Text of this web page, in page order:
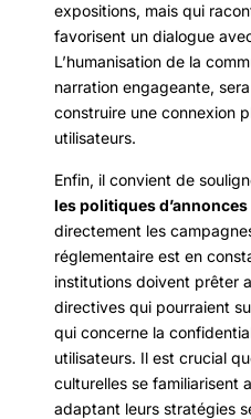
expositions, mais qui
favorisent un dialogue
L’humanisation de la
narration engageante,
construire une connexion
utilisateurs.
Enfin, il convient de
les politiques d’annonces
directement les
réglementaire est en
institutions doivent prêter
directives qui pourraient
qui concerne la
utilisateurs. Il est crucial
culturelles se familiarisent
adaptant leurs stratégies